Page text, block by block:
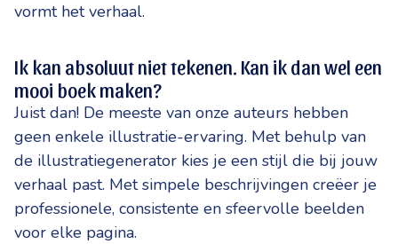
vormt het verhaal.
Ik kan absoluut niet tekenen. Kan ik dan wel een
mooi boek maken?
Juist dan! De meeste van onze auteurs hebben
geen enkele illustratie-ervaring. Met behulp van
de illustratiegenerator kies je een stijl die bij jouw
verhaal past. Met simpele beschrijvingen creëer je
professionele, consistente en sfeervolle beelden
voor elke pagina.